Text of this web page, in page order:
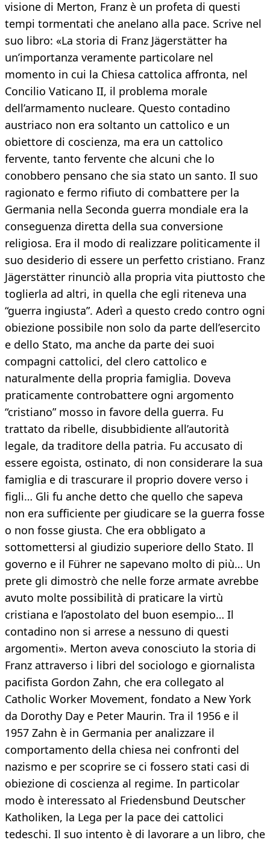
visione di Merton, Franz è un profeta di questi
tempi tormentati che anelano alla pace. Scrive nel
suo libro: «La storia di Franz Jägerstätter ha
un’importanza veramente particolare nel
momento in cui la Chiesa cattolica affronta, nel
Concilio Vaticano II, il problema morale
dell’armamento nucleare. Questo contadino
austriaco non era soltanto un cattolico e un
obiettore di coscienza, ma era un cattolico
fervente, tanto fervente che alcuni che lo
conobbero pensano che sia stato un santo. Il suo
ragionato e fermo rifiuto di combattere per la
Germania nella Seconda guerra mondiale era la
conseguenza diretta della sua conversione
religiosa. Era il modo di realizzare politicamente il
suo desiderio di essere un perfetto cristiano. Franz
Jägerstätter rinunciò alla propria vita piuttosto che
toglierla ad altri, in quella che egli riteneva una
“guerra ingiusta”. Aderì a questo credo contro ogni
obiezione possibile non solo da parte dell’esercito
e dello Stato, ma anche da parte dei suoi
compagni cattolici, del clero cattolico e
naturalmente della propria famiglia. Doveva
praticamente controbattere ogni argomento
“cristiano” mosso in favore della guerra. Fu
trattato da ribelle, disubbidiente all’autorità
legale, da traditore della patria. Fu accusato di
essere egoista, ostinato, di non considerare la sua
famiglia e di trascurare il proprio dovere verso i
figli… Gli fu anche detto che quello che sapeva
non era sufficiente per giudicare se la guerra fosse
o non fosse giusta. Che era obbligato a
sottomettersi al giudizio superiore dello Stato. Il
governo e il Führer ne sapevano molto di più… Un
prete gli dimostrò che nelle forze armate avrebbe
avuto molte possibilità di praticare la virtù
cristiana e l’apostolato del buon esempio… Il
contadino non si arrese a nessuno di questi
argomenti». Merton aveva conosciuto la storia di
Franz attraverso i libri del sociologo e giornalista
pacifista Gordon Zahn, che era collegato al
Catholic Worker Movement, fondato a New York
da Dorothy Day e Peter Maurin. Tra il 1956 e il
1957 Zahn è in Germania per analizzare il
comportamento della chiesa nei confronti del
nazismo e per scoprire se ci fossero stati casi di
obiezione di coscienza al regime. In particolar
modo è interessato al Friedensbund Deutscher
Katholiken, la Lega per la pace dei cattolici
tedeschi. Il suo intento è di lavorare a un libro, che